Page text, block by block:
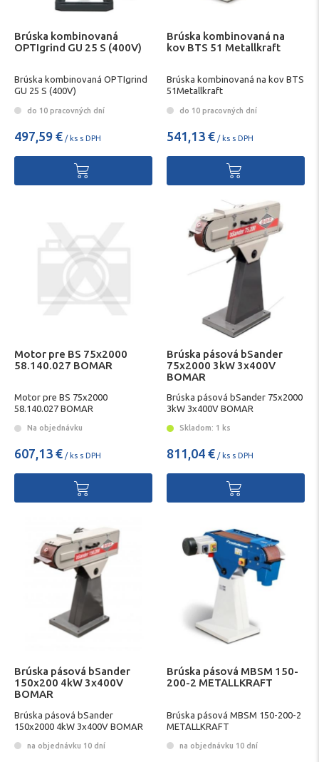
Brúska kombinovaná
OPTIgrind GU 25 S (400V)
Brúska kombinovaná OPTIgrind
GU 25 S (400V)
do 10 pracovných dní
497,59 € / ks s DPH
Brúska kombinovaná na
kov BTS 51 Metallkraft
Brúska kombinovaná na kov BTS
51Metallkraft
do 10 pracovných dní
541,13 € / ks s DPH
Motor pre BS 75x2000
58.140.027 BOMAR
Motor pre BS 75x2000
58.140.027 BOMAR
Na objednávku
607,13 € / ks s DPH
Brúska pásová bSander
75x2000 3kW 3x400V
BOMAR
Brúska pásová bSander 75x2000
3kW 3x400V BOMAR
Skladom: 1 ks
811,04 € / ks s DPH
Brúska pásová bSander
150x200 4kW 3x400V
BOMAR
Brúska pásová bSander
150x2000 4kW 3x400V BOMAR
na objednávku 10 dní
Brúska pásová MBSM 150-
200-2 METALLKRAFT
Brúska pásová MBSM 150-200-2
METALLKRAFT
na objednávku 10 dní